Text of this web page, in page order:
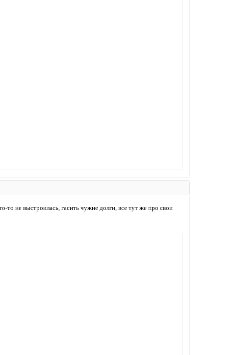
не выстроилась, гасить чужие долги, все тут же про свои